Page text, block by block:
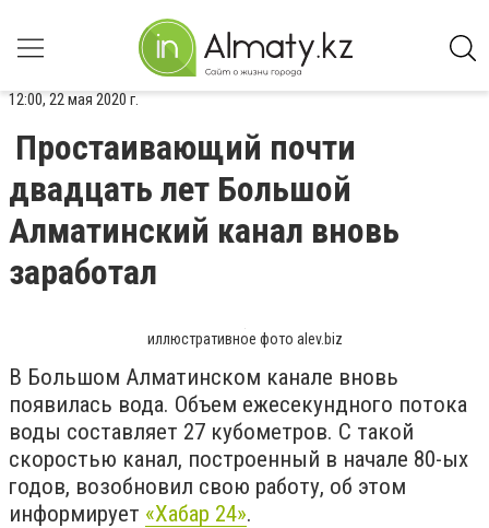
12:00, 22 мая 2020 г.
Простаивающий почти
двадцать лет Большой
Алматинский канал вновь
заработал
иллюстративное фото alev.biz
В Большом Алматинском канале вновь
появилась вода. Объем ежесекундного потока
воды составляет 27 кубометров. С такой
скоростью канал, построенный в начале 80-ых
годов, возобновил свою работу, об этом
информирует «Хабар 24».